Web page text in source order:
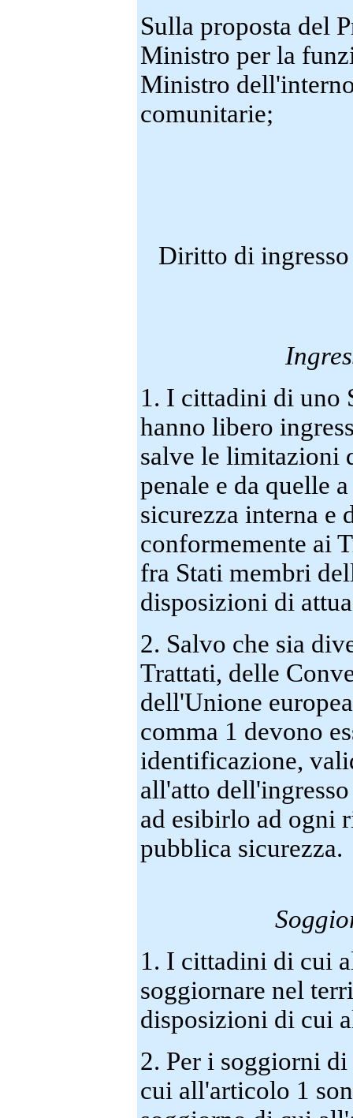
Sulla proposta del
Ministro per la
Ministro
comunitarie;
Diritto di
1. I cittadini di uno
hanno libero
salve le limitazioni
penale e da quelle
sicurezza interna e
conformemente ai
fra Stati membri
disposizioni di
2. Salvo che sia
Trattati, delle
dell'Unione
comma 1 devono
identificazione,
all'atto
ad esibirlo ad ogni
pubblica sicurezza.
1. I cittadini di cui
soggiornare nel
disposizioni di cui
2. Per i soggiorni
cui all'articolo 1